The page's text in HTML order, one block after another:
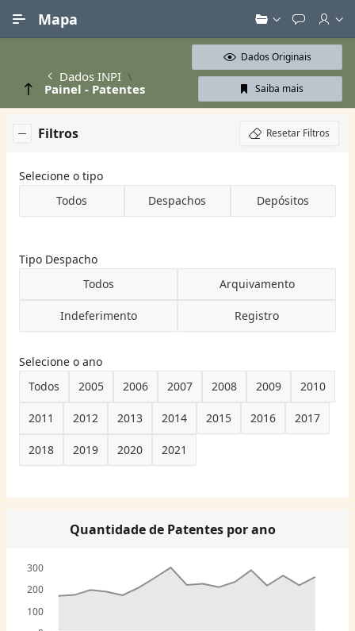
Mapa
Dados INPI
Painel - Patentes
Dados Originais
Saiba mais
Filtros Resetar Filtros
Selecione o tipo
Todos
Despachos Depósitos
Tipo Despacho
Todos
Arquivamento
Indeferimento Registro
Selecione o ano
Todos
2005 2006 2007 2008 2009 2010
2011 2012 2013 2014 2015 2016 2017
2018 2019 2020 2021
Quantidade de Patentes por ano
100
200
300